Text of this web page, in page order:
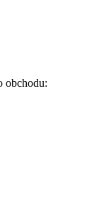
obchodu: